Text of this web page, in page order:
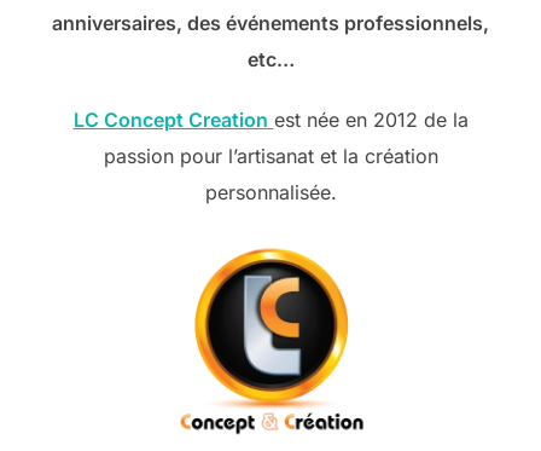
anniversaires, des événements professionnels,
etc…
LC Concept Creation est née en 2012 de la
passion pour l’artisanat et la création
personnalisée.